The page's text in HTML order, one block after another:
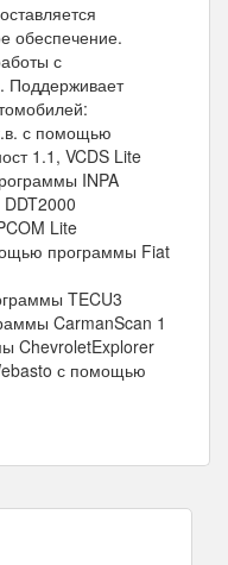
обеспечение.
с
Поддерживает
с помощью
1.1, VCDS Lite
INPA
Lite
программы Fiat
TECU3
CarmanScan 1
ChevroletExplorer
с помощью